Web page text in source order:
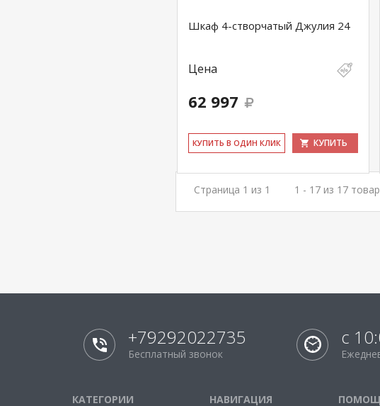
Шкаф 4-створчатый Джулия 24
Цена
62 997
КУ­ПИТЬ В ОДИН КЛИК КУПИТЬ
Страница 1 из 1 1 - 17 из 17
+79292022735
Бесплатный звонок
с
КАТЕГОРИИ НАВИГАЦИЯ